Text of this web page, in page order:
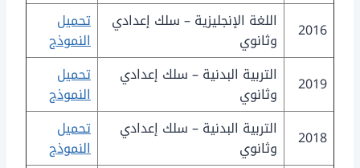
2016
اللغة الإنجليزية – سلك إعدادي
وثانوي
تحميل
النموذج
2019
التربية البدنية – سلك إعدادي
وثانوي
تحميل
النموذج
2018
التربية البدنية – سلك إعدادي
وثانوي
تحميل
النموذج